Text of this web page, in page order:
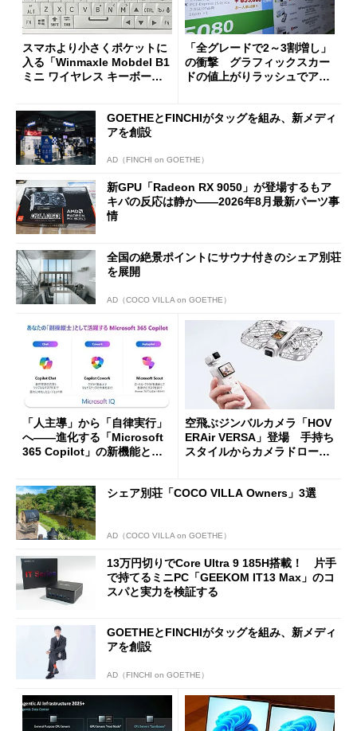
スマホより小さくポケットに
入る「Winmaxle Mobdel B1
ミニ ワイヤレス キーボー
「全グレードで2～3割増し」
の衝撃 グラフィックスカー
ドの値上がりラッシュでアキ
GOETHEとFINCHIがタッグを組み、新メディ
アを創設
AD（FINCHI on GOETHE）
新GPU「Radeon RX 9050」が登場するもア
キバの反応は静か――2026年8月最新パーツ事
情
全国の絶景ポイントにサウナ付きのシェア別荘
を展開
AD（COCO VILLA on GOETHE）
「人主導」から「自律実行」
へ――進化する「Microsoft
365 Copilot」の新機能とエ
空飛ぶジンバルカメラ「HOV
ERAir VERSA」登場 手持ち
スタイルからカメラドローン
シェア別荘「COCO VILLA Owners」3選
AD（COCO VILLA on GOETHE）
13万円切りでCore Ultra 9 185H搭載！ 片手
で持てるミニPC「GEEKOM IT13 Max」のコ
スパと実力を検証する
GOETHEとFINCHIがタッグを組み、新メディ
アを創設
AD（FINCHI on GOETHE）